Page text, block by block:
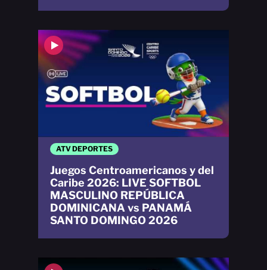
ATV DEPORTES
Juegos Centroamericanos y del
Caribe 2026: LIVE SOFTBOL
MASCULINO REPÚBLICA
DOMINICANA vs PANAMÁ
SANTO DOMINGO 2026